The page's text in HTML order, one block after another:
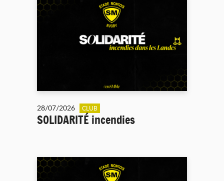
28/07/2026 CLUB
SOLIDARITÉ incendies